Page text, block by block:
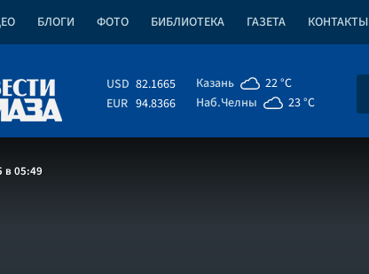
БЛОГИ ФОТО БИБЛИОТЕКА ГАЗЕТА КОНТАКТЫ
USD 82.1665
EUR 94.8366
Казань
22 °C
Наб.Челны
23 °C
в 05:49